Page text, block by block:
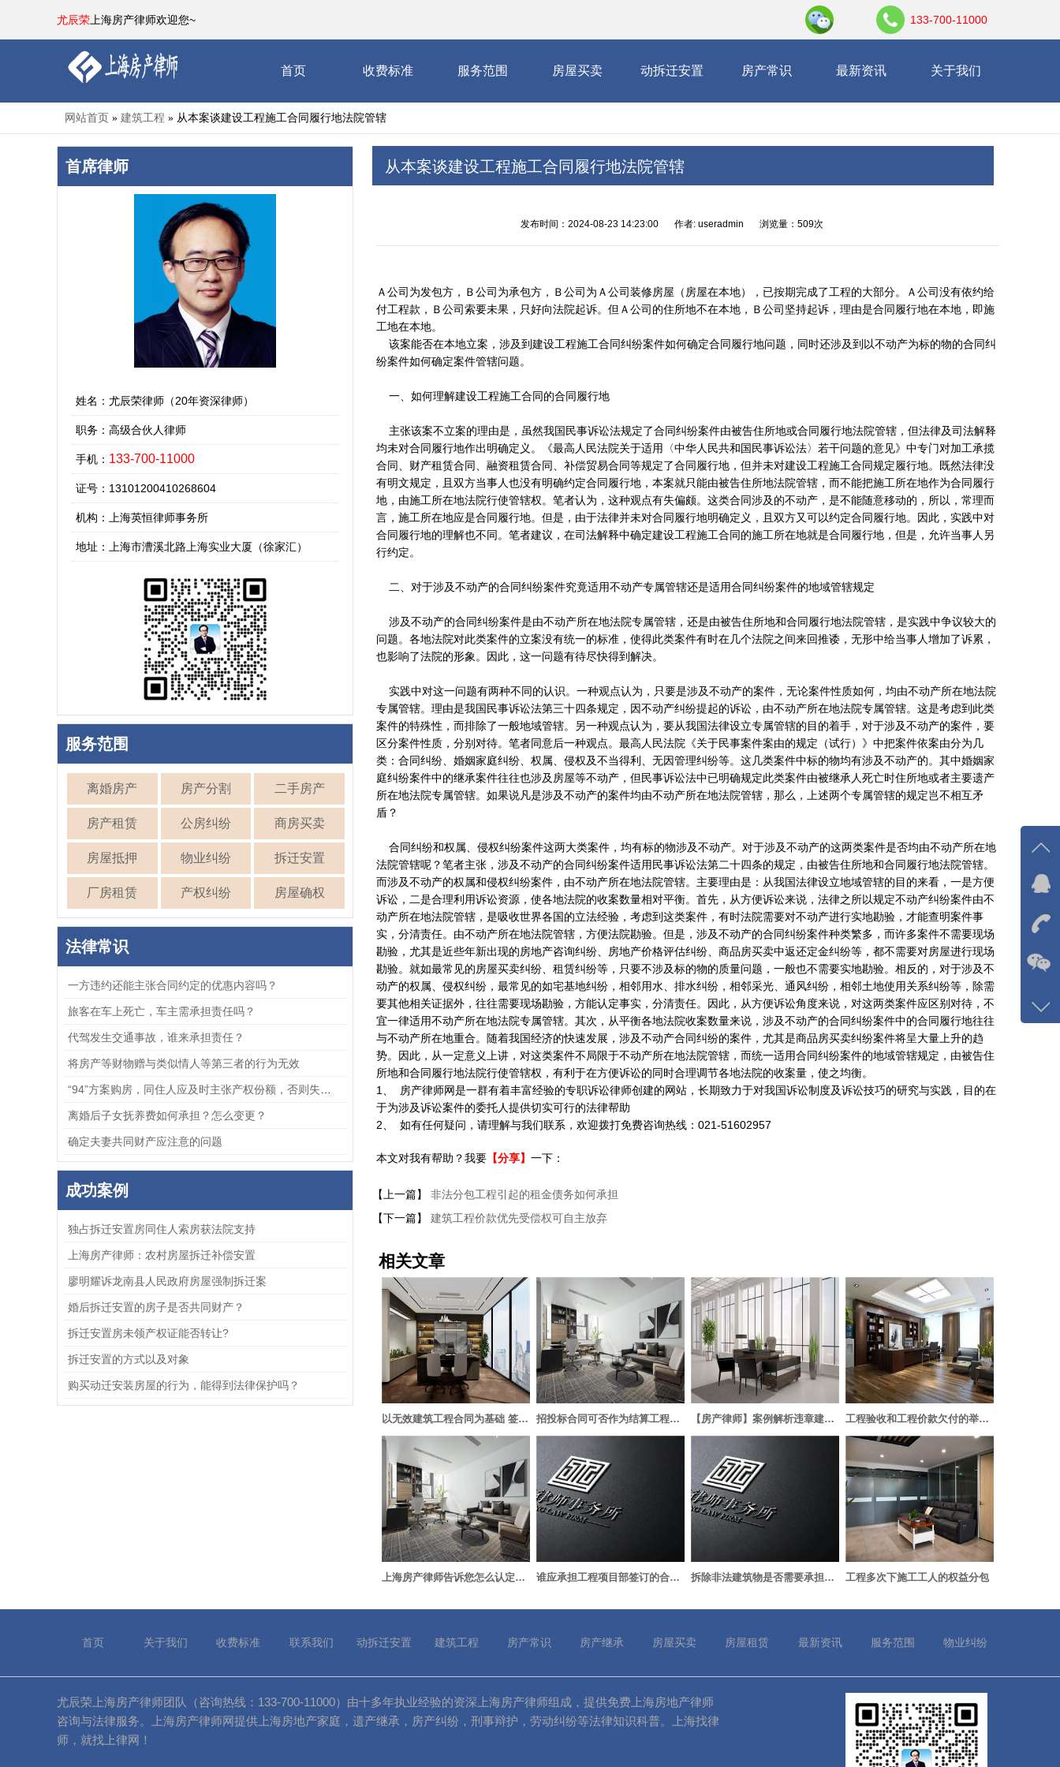
尤辰荣 上海房产律师欢迎您~ 133-700-11000
首页 收费标准 服务范围 房屋买卖 动拆迁安置 房产常识 最新资讯 关于我们
网站首页 » 建筑工程 » 从本案谈建设工程施工合同履行地法院管辖
首席律师
姓名：尤辰荣律师（20年资深律师）
职务：高级合伙人律师
手机： 133-700-11000
证号：13101200410268604
机构：上海英恒律师事务所
地址：上海市漕溪北路上海实业大厦（徐家汇）
服务范围
离婚房产 房产分割 二手房产
房产租赁 公房纠纷 商房买卖
房屋抵押 物业纠纷 拆迁安置
厂房租赁 产权纠纷 房屋确权
法律常识
一方违约还能主张合同约定的优惠内容吗？
旅客在车上死亡，车主需承担责任吗？
代驾发生交通事故，谁来承担责任？
将房产等财物赠与类似情人等第三者的行为无效
离婚后子女抚养费如何承担？怎么变更？
确定夫妻共同财产应注意的问题
成功案例
独占拆迁安置房同住人索房获法院支持
上海房产律师：农村房屋拆迁补偿安置
廖明耀诉龙南县人民政府房屋强制拆迁案
婚后拆迁安置的房子是否共同财产？
拆迁安置房未领产权证能否转让?
拆迁安置的方式以及对象
购买动迁安装房屋的行为，能得到法律保护吗？
从本案谈建设工程施工合同履行地法院管辖
发布时间：2024-08-23 14:23:00 作者: useradmin 浏览量：509次
Ａ公司为发包方，Ｂ公司为承包方，Ｂ公司为Ａ公司装修房屋（房屋在本地），已按期完成了工程的大部分。Ａ公司没有依约给
付工程款，Ｂ公司索要未果，只好向法院起诉。但Ａ公司的住所地不在本地，Ｂ公司坚持起诉，理由是合同履行地在本地，即施
工地在本地。
该案能否在本地立案，涉及到建设工程施工合同纠纷案件如何确定合同履行地问题，同时还涉及到以不动产为标的物的合同纠
纷案件如何确定案件管辖问题。
一、如何理解建设工程施工合同的合同履行地
主张该案不立案的理由是，虽然我国民事诉讼法规定了合同纠纷案件由被告住所地或合同履行地法院管辖，但法律及司法解释
均未对合同履行地作出明确定义。《最高人民法院关于适用〈中华人民共和国民事诉讼法〉若干问题的意见》中专门对加工承揽
合同、财产租赁合同、融资租赁合同、补偿贸易合同等规定了合同履行地，但并未对建设工程施工合同规定履行地。既然法律没
有明文规定，且双方当事人也没有明确约定合同履行地，本案就只能由被告住所地法院管辖，而不能把施工所在地作为合同履行
地，由施工所在地法院行使管辖权。笔者认为，这种观点有失偏颇。这类合同涉及的不动产，是不能随意移动的，所以，常理而
言，施工所在地应是合同履行地。但是，由于法律并未对合同履行地明确定义，且双方又可以约定合同履行地。因此，实践中对
合同履行地的理解也不同。笔者建议，在司法解释中确定建设工程施工合同的施工所在地就是合同履行地，但是，允许当事人另
行约定。
二、对于涉及不动产的合同纠纷案件究竟适用不动产专属管辖还是适用合同纠纷案件的地域管辖规定
涉及不动产的合同纠纷案件是由不动产所在地法院专属管辖，还是由被告住所地和合同履行地法院管辖，是实践中争议较大的
问题。各地法院对此类案件的立案没有统一的标准，使得此类案件有时在几个法院之间来回推诿，无形中给当事人增加了诉累，
也影响了法院的形象。因此，这一问题有待尽快得到解决。
实践中对这一问题有两种不同的认识。一种观点认为，只要是涉及不动产的案件，无论案件性质如何，均由不动产所在地法院
专属管辖。理由是我国民事诉讼法第三十四条规定，因不动产纠纷提起的诉讼，由不动产所在地法院专属管辖。这是考虑到此类
案件的特殊性，而排除了一般地域管辖。另一种观点认为，要从我国法律设立专属管辖的目的着手，对于涉及不动产的案件，要
区分案件性质，分别对待。笔者同意后一种观点。最高人民法院《关于民事案件案由的规定（试行）》中把案件依案由分为几
类：合同纠纷、婚姻家庭纠纷、权属、侵权及不当得利、无因管理纠纷等。这几类案件中标的物均有涉及不动产的。其中婚姻家
庭纠纷案件中的继承案件往往也涉及房屋等不动产，但民事诉讼法中已明确规定此类案件由被继承人死亡时住所地或者主要遗产
所在地法院专属管辖。如果说凡是涉及不动产的案件均由不动产所在地法院管辖，那么，上述两个专属管辖的规定岂不相互矛
盾？
合同纠纷和权属、侵权纠纷案件这两大类案件，均有标的物涉及不动产。对于涉及不动产的这两类案件是否均由不动产所在地
法院管辖呢？笔者主张，涉及不动产的合同纠纷案件适用民事诉讼法第二十四条的规定，由被告住所地和合同履行地法院管辖。
而涉及不动产的权属和侵权纠纷案件，由不动产所在地法院管辖。主要理由是：从我国法律设立地域管辖的目的来看，一是方便
诉讼，二是合理利用诉讼资源，使各地法院的收案数量相对平衡。首先，从方便诉讼来说，法律之所以规定不动产纠纷案件由不
动产所在地法院管辖，是吸收世界各国的立法经验，考虑到这类案件，有时法院需要对不动产进行实地勘验，才能查明案件事
实，分清责任。由不动产所在地法院管辖，方便法院勘验。但是，涉及不动产的合同纠纷案件种类繁多，而许多案件不需要现场
勘验，尤其是近些年新出现的房地产咨询纠纷、房地产价格评估纠纷、商品房买卖中返还定金纠纷等，都不需要对房屋进行现场
勘验。就如最常见的房屋买卖纠纷、租赁纠纷等，只要不涉及标的物的质量问题，一般也不需要实地勘验。相反的，对于涉及不
动产的权属、侵权纠纷，最常见的如宅基地纠纷，相邻用水、排水纠纷，相邻采光、通风纠纷，相邻土地使用关系纠纷等，除需
要其他相关证据外，往往需要现场勘验，方能认定事实，分清责任。因此，从方便诉讼角度来说，对这两类案件应区别对待，不
宜一律适用不动产所在地法院专属管辖。其次，从平衡各地法院收案数量来说，涉及不动产的合同纠纷案件中的合同履行地往往
与不动产所在地重合。随着我国经济的快速发展，涉及不动产合同纠纷的案件，尤其是商品房买卖纠纷案件将呈大量上升的趋
势。因此，从一定意义上讲，对这类案件不局限于不动产所在地法院管辖，而统一适用合同纠纷案件的地域管辖规定，由被告住
所地和合同履行地法院行使管辖权，有利于在方便诉讼的同时合理调节各地法院的收案量，使之均衡。
1、 房产律师网是一群有着丰富经验的专职诉讼律师创建的网站，长期致力于对我国诉讼制度及诉讼技巧的研究与实践，目的在
于为涉及诉讼案件的委托人提供切实可行的法律帮助
2、 如有任何疑问，请理解与我们联系，欢迎拨打免费咨询热线：021-51602957
本文对我有帮助？我要 【分享】 一下：
【上一篇】
非法分包工程引起的租金债务如何承担
【下一篇】
建筑工程价款优先受偿权可自主放弃
相关文章
以无效建筑工程合同为基础 签订的赔偿协议有效吗？ 招投标合同可否作为结算工程价款的根据 【房产律师】案例解析违章建筑拆除获支持 工程验收和工程价款欠付的举证责任由谁承担
上海房产律师告诉您怎么认定工程延期竣工验收的过错责任 谁应承担工程项目部签订的合同责任 拆除非法建筑物是否需要承担责任？ 工程多次下施工工人的权益分包
首页 关于我们 收费标准 联系我们 动拆迁安置 建筑工程 房产常识 房产继承 房屋买卖 房屋租赁 最新资讯 服务范围 物业纠纷
尤辰荣上海房产律师团队（咨询热线：133-700-11000）由十多年执业经验的资深上海房产律师组成，提供免费上海房地产律师
咨询与法律服务。上海房产律师网提供上海房地产家庭，遗产继承，房产纠纷，刑事辩护，劳动纠纷等法律知识科普。上海找律
师，就找上律网！
在线
我
133-